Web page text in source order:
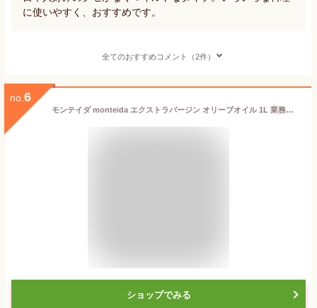
に使いやすく、おすすめです。
全てのおすすめコメント（2件）
no. 6
モンテイダ monteida エクストラバージン オリーブオイル 1L 業務用 食品 調味料 送料無料
ショップでみる